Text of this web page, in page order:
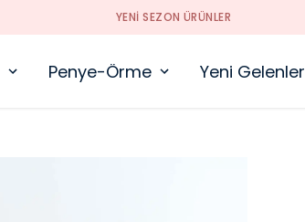
YENI SEZON ÜRÜNLER
Penye-Örme Yeni Gelenler